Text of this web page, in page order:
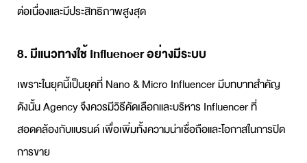
ต่อเนื่องและมีประสิทธิภาพสูงสุด
8. มีแนวทางใช้ Influencer อย่างมีระบบ
เพราะในยุคนี้เป็นยุคที่ Nano & Micro Influencer มีบทบาทสำคัญ
ดังนั้น Agency จึงควรมีวิธีคัดเลือกและบริหาร Influencer ที่
สอดคล้องกับแบรนด์ เพื่อเพิ่มทั้งความน่าเชื่อถือและโอกาสในการปิด
การขาย